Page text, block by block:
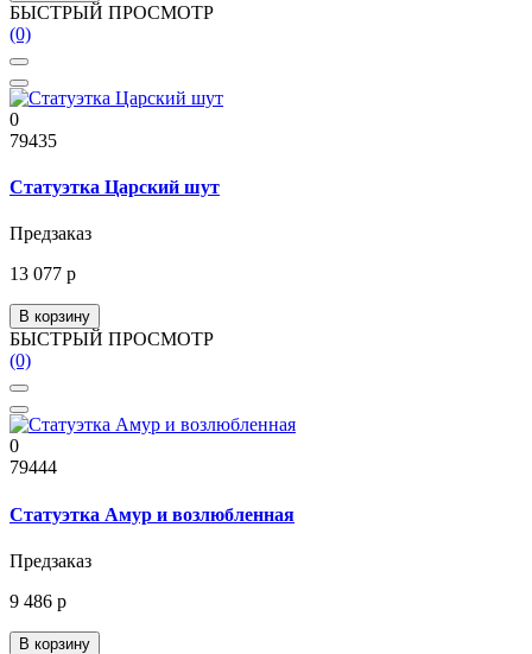
БЫСТРЫЙ ПРОСМОТР
(0)
0
79435
Статуэтка Царский шут
Предзаказ
13 077 р
В корзину
БЫСТРЫЙ ПРОСМОТР
(0)
0
79444
Статуэтка Амур и возлюбленная
Предзаказ
9 486 р
В корзину